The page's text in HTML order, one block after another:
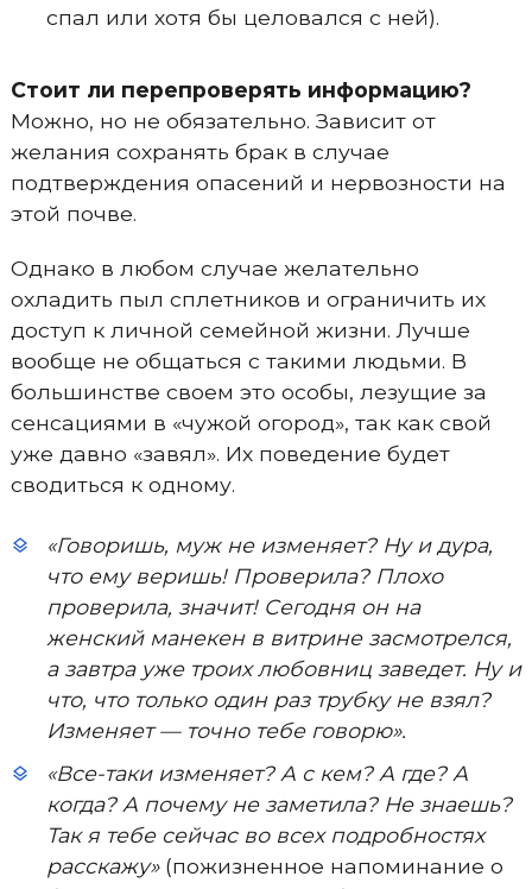
спал или хотя бы целовался с ней).
Стоит ли перепроверять информацию?
Можно, но не обязательно. Зависит от
желания сохранять брак в случае
подтверждения опасений и нервозности на
этой почве.
Однако в любом случае желательно
охладить пыл сплетников и ограничить их
доступ к личной семейной жизни. Лучше
вообще не общаться с такими людьми. В
большинстве своем это особы, лезущие за
сенсациями в «чужой огород», так как свой
уже давно «завял». Их поведение будет
сводиться к одному.
«Говоришь, муж не изменяет? Ну и дура,
что ему веришь! Проверила? Плохо
проверила, значит! Сегодня он на
женский манекен в витрине засмотрелся,
а завтра уже троих любовниц заведет. Ну и
что, что только один раз трубку не взял?
Изменяет — точно тебе говорю».
«Все-таки изменяет? А с кем? А где? А
когда? А почему не заметила? Не знаешь?
Так я тебе сейчас во всех подробностях
расскажу» (пожизненное напоминание о